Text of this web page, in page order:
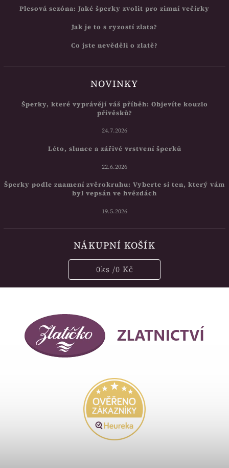
Plesová sezóna: Jaké šperky zvolit pro zimní večírky
Jak je to s ryzostí zlata?
Co jste nevěděli o zlatě?
NOVINKY
Šperky, které vyprávějí váš příběh: Objevíte kouzlo
přívěsků?
24.7.2026
Léto, slunce a zářivé vrstvení šperků
22.6.2026
Šperky podle znamení zvěrokruhu: Vyberte si ten, který vám
byl vepsán ve hvězdách
19.5.2026
NÁKUPNÍ KOŠÍK
0ks /0 Kč